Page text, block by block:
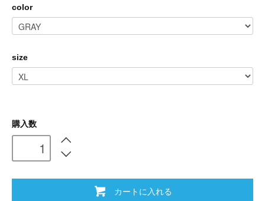
color
size
購入数
カートに入れる